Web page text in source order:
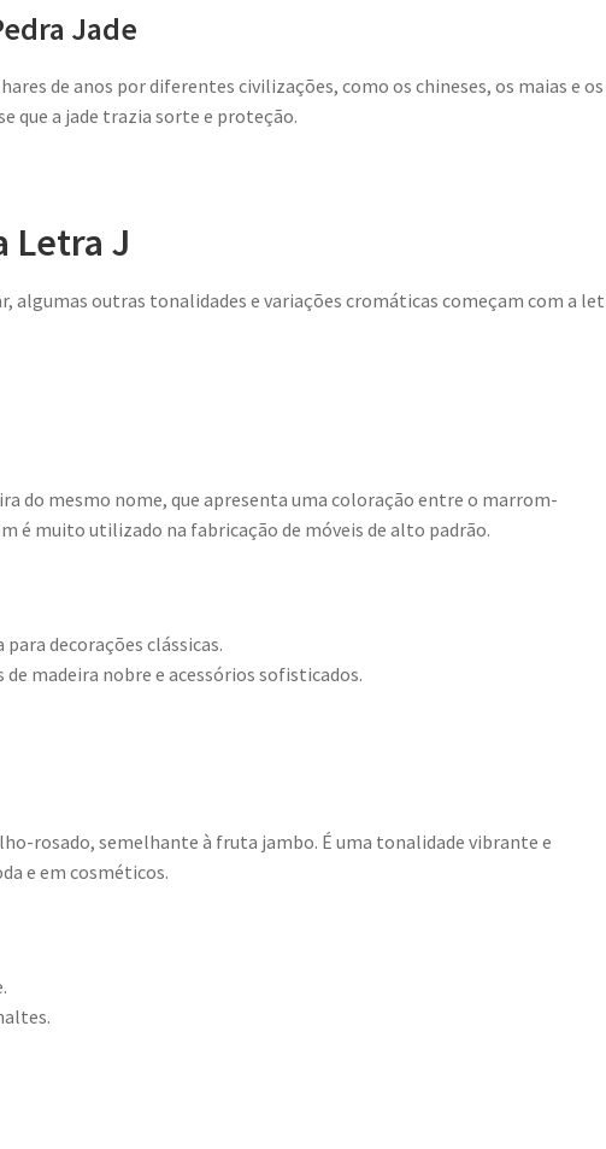
Jade
de anos por diferentes civilizações, como os chineses, os maias e os
que a jade trazia sorte e proteção.
Letra J
algumas outras tonalidades e variações cromáticas começam com a
do mesmo nome, que apresenta uma coloração entre o marrom-
é muito utilizado na fabricação de móveis de alto padrão.
decorações clássicas.
madeira nobre e acessórios sofisticados.
rosado, semelhante à fruta jambo. É uma tonalidade vibrante e
e em cosméticos.